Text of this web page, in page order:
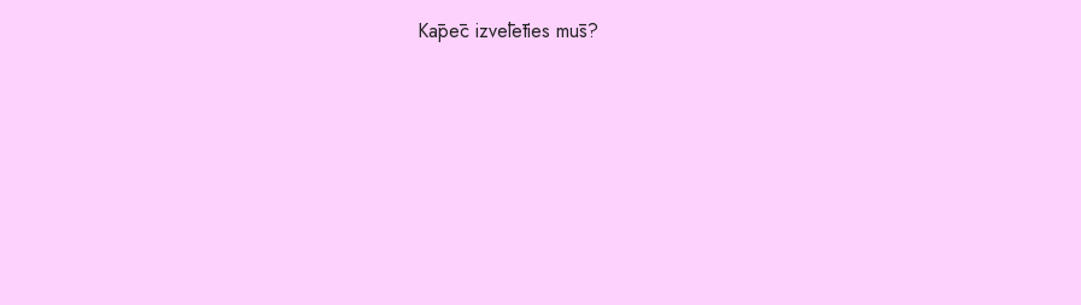
Kāpēc izvēlēties mūs?